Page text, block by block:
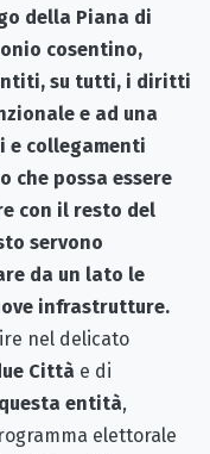
della Piana di
cosentino,
su tutti, i diritti
e ad una
e collegamenti
che possa essere
con il resto del
servono
da un lato le
infrastrutture.
nel delicato
Città e di
entità,
elettorale